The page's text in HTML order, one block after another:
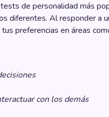
de personalidad más
diferentes. Al responder a
preferencias en áreas
con los demás